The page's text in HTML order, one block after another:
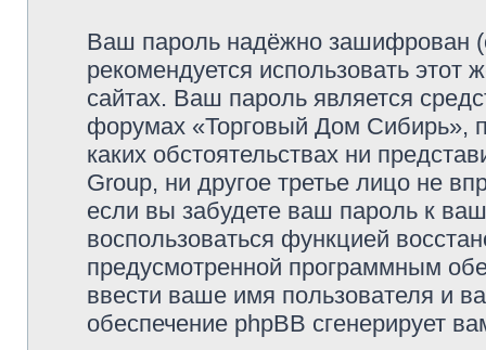
Ваш пароль надёжно зашифрован
рекомендуется использовать этот
сайтах. Ваш пароль является
форумах «Торговый Дом Сибирь»,
каких обстоятельствах ни
Group, ни другое третье лицо не
если вы забудете ваш пароль к
воспользоваться функцией
предусмотренной программным
ввести ваше имя пользователя и
обеспечение phpBB сгенерирует